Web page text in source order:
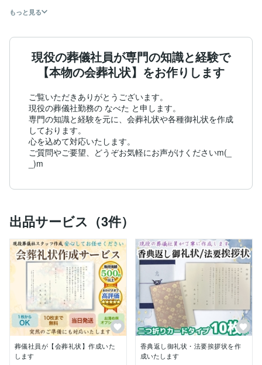
もっと見る
現役の葬儀社員が専門の知識と経験で
【本物の会葬礼状】をお作りします
ご覧いただきありがとうございます。
現役の葬儀社勤務の なべた と申します。
専門の知識と経験を元に、会葬礼状や各種御礼状を作成
しております。
心を込めて対応いたします。
ご質問やご要望、どうぞお気軽にお声がけくださいm(_
_)m
出品サービス（3件）
葬儀社員が【会葬礼状】作成いた
します
香典返し御礼状・法要挨拶状を作
成いたします